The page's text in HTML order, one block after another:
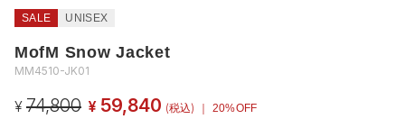
SALE UNISEX
MofM Snow Jacket
MM4510-JK01
¥ 74,800 ¥ 59,840 (税込) ｜ 20%OFF